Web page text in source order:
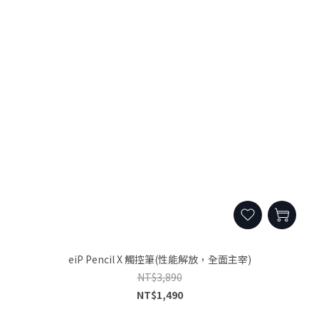
eiP Pencil X 觸控筆(性能解放，全面主宰)
NT$3,890
NT$1,490